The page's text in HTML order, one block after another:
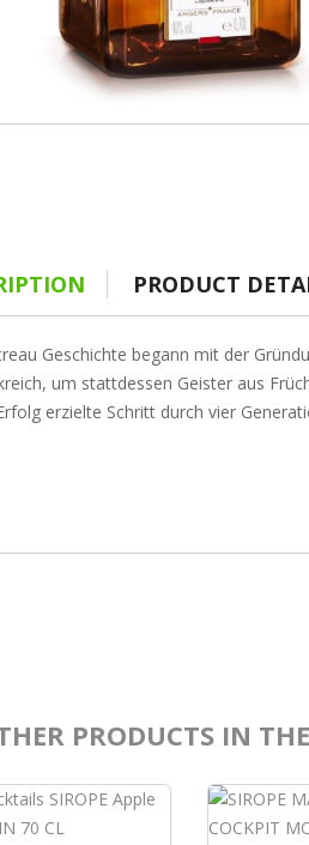
PRODUCT
Geschichte begann mit der
um stattdessen Geister aus
erzielte Schritt durch vier
PRODUCTS IN